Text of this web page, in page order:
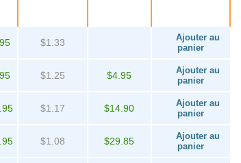
$1.33
Ajouter au
panier
$1.25 $4.95
Ajouter au
panier
$1.17 $14.90
Ajouter au
panier
$1.08 $29.85
Ajouter au
panier